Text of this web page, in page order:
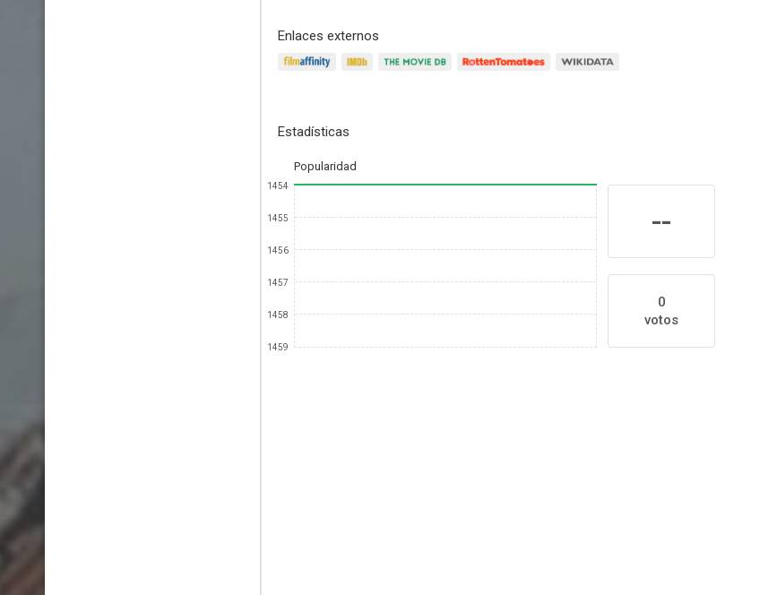
Enlaces externos
Estadísticas
Popularidad
1454
1455
1456
1457
1458
1459
--
0
votos